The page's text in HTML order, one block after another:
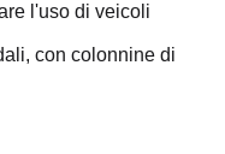
l'uso di veicoli
con colonnine di